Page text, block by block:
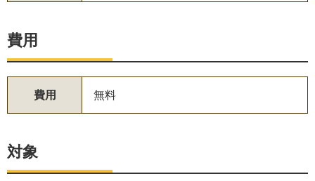
費用
費用 無料
対象